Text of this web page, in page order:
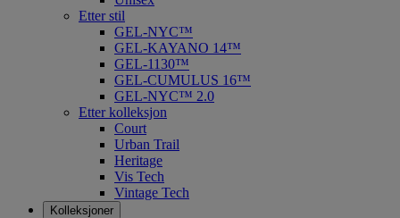
Etter stil
GEL-NYC™
GEL-KAYANO 14™
GEL-1130™
GEL-CUMULUS 16™
GEL-NYC™ 2.0
Etter kolleksjon
Court
Urban Trail
Heritage
Vis Tech
Vintage Tech
Kolleksjoner